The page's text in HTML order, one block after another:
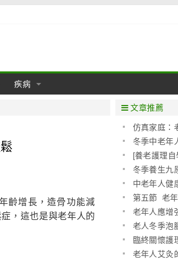
品
理
疾病
肝病
泌尿科
心血管
口腔科
內科
齡增長，造骨功能減
，這也是與老年人的
文章推薦
仿真家庭：
新模式
冬季中老年
[養老護理
分級護理標準
冬季養生九
中老年人健
第五節 老
老年人應增
老人冬季泡
臨終關懷護
老年人艾灸